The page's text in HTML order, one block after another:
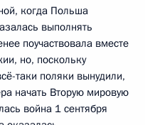
когда Польша
выполнять
поучаствовала вместе
но, поскольку
таки поляки вынудили,
начать Вторую мировую
война 1 сентября